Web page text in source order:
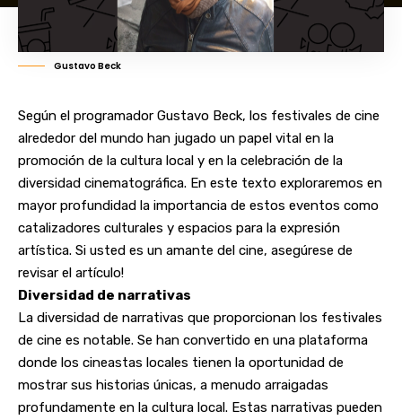
Gustavo Beck
Según el programador Gustavo Beck, los festivales de cine
alrededor del mundo han jugado un papel vital en la
promoción de la cultura local y en la celebración de la
diversidad cinematográfica. En este texto exploraremos en
mayor profundidad la importancia de estos eventos como
catalizadores culturales y espacios para la expresión
artística. Si usted es un amante del cine, asegúrese de
revisar el artículo!
Diversidad de narrativas
La diversidad de narrativas que proporcionan los festivales
de cine es notable. Se han convertido en una plataforma
donde los cineastas locales tienen la oportunidad de
mostrar sus historias únicas, a menudo arraigadas
profundamente en la cultura local. Estas narrativas pueden